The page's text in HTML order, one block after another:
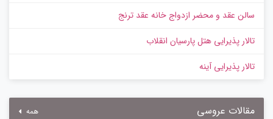
سالن عقد و محضر ازدواج خانه عقد ترنج
تالار پذیرایی هتل پارسیان انقلاب
تالار پذیرایی آینه
مقالات عروسی همه